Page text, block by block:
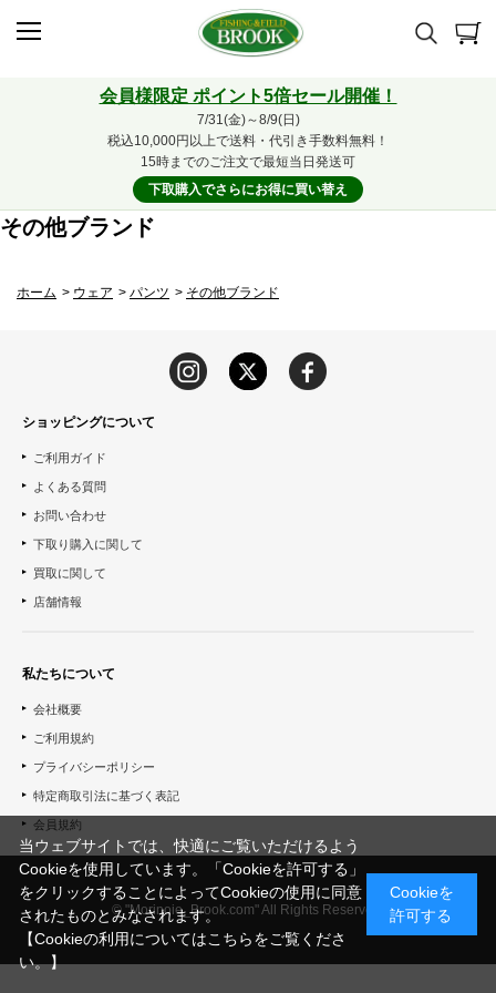
会員様限定 ポイント5倍セール開催！
7/31(金)～8/9(日)
税込10,000円以上で送料・代引き手数料無料！
15時までのご注文で最短当日発送可
下取購入でさらにお得に買い替え
その他ブランド
ホーム > ウェア > パンツ > その他ブランド
ショッピングについて
ご利用ガイド
よくある質問
お問い合わせ
下取り購入に関して
買取に関して
店舗情報
私たちについて
会社概要
ご利用規約
プライバシーポリシー
特定商取引法に基づく表記
会員規約
© "Morinoie_Brook.com" All Rights Reserved.
当ウェブサイトでは、快適にご覧いただけるよう
Cookieを使用しています。「Cookieを許可する」
をクリックすることによってCookieの使用に同意
されたものとみなされます。
【Cookieの利用についてはこちらをご覧くださ
い。】
Cookieを
許可する